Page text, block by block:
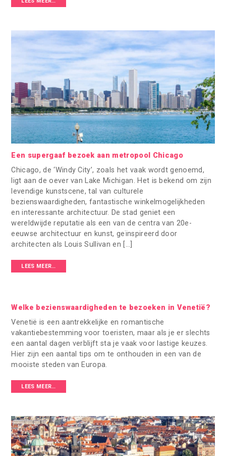
Een supergaaf bezoek aan metropool Chicago
Chicago, de ‘Windy City’, zoals het vaak wordt genoemd,
ligt aan de oever van Lake Michigan. Het is bekend om zijn
levendige kunstscene, tal van culturele
bezienswaardigheden, fantastische winkelmogelijkheden
en interessante architectuur. De stad geniet een
wereldwijde reputatie als een van de centra van 20e-
eeuwse architectuur en kunst, geïnspireerd door
architecten als Louis Sullivan en […]
LEES MEER…
Welke bezienswaardigheden te bezoeken in Venetië?
Venetië is een aantrekkelijke en romantische
vakantiebestemming voor toeristen, maar als je er slechts
een aantal dagen verblijft sta je vaak voor lastige keuzes.
Hier zijn een aantal tips om te onthouden in een van de
mooiste steden van Europa.
LEES MEER…